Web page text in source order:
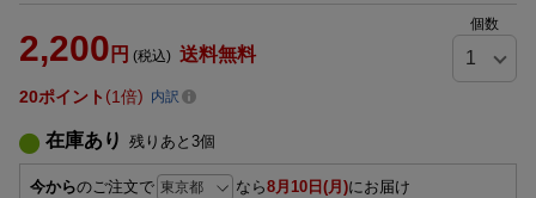
2,200 円 (税込) 送料無料
個数
20ポイント 1倍 内訳
在庫あり 残りあと 3個
今からのご注文で なら8月10日(月)にお届け